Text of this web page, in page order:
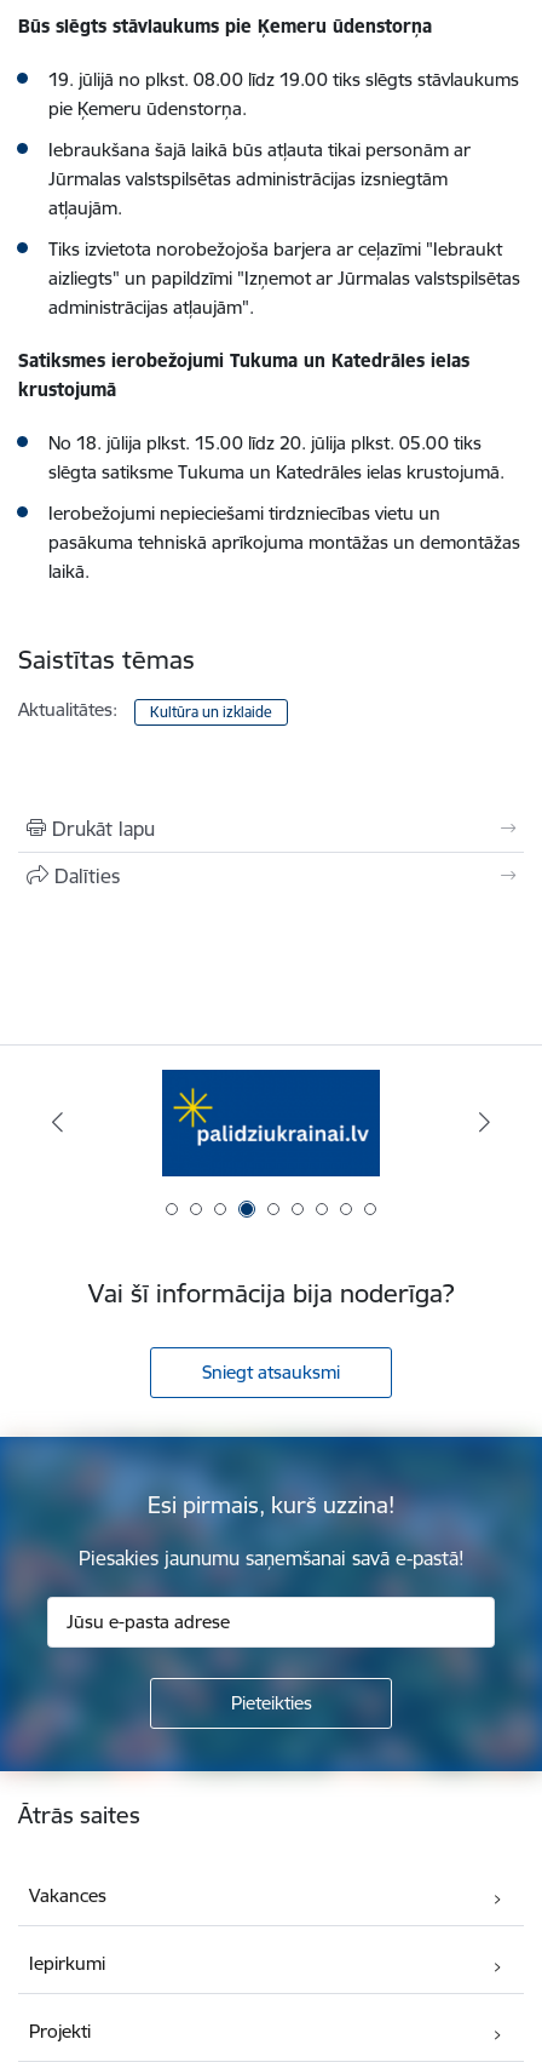
Būs slēgts stāvlaukums pie Ķemeru ūdenstorņa
19. jūlijā no plkst. 08.00 līdz 19.00 tiks slēgts stāvlaukums
pie Ķemeru ūdenstorņa.
Iebraukšana šajā laikā būs atļauta tikai personām ar
Jūrmalas valstspilsētas administrācijas izsniegtām
atļaujām.
Tiks izvietota norobežojoša barjera ar ceļazīmi "Iebraukt
aizliegts" un papildzīmi "Izņemot ar Jūrmalas valstspilsētas
administrācijas atļaujām".
Satiksmes ierobežojumi Tukuma un Katedrāles ielas
krustojumā
No 18. jūlija plkst. 15.00 līdz 20. jūlija plkst. 05.00 tiks
slēgta satiksme Tukuma un Katedrāles ielas krustojumā.
Ierobežojumi nepieciešami tirdzniecības vietu un
pasākuma tehniskā aprīkojuma montāžas un demontāžas
laikā.
Saistītas tēmas
Aktualitātes: Kultūra un izklaide
Drukāt lapu
Dalīties
Vai šī informācija bija noderīga?
Sniegt atsauksmi
Esi pirmais, kurš uzzina!
Piesakies jaunumu saņemšanai savā e-pastā!
Kājene
Ātrās saites
Vakances
Iepirkumi
Projekti